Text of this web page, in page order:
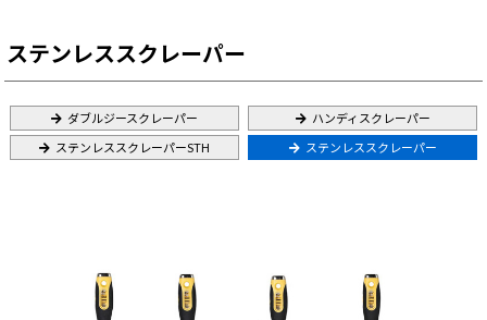
ステンレススクレーパー
ダブルジースクレーパー ハンディスクレーパー
ステンレススクレーパーSTH ステンレススクレーパー